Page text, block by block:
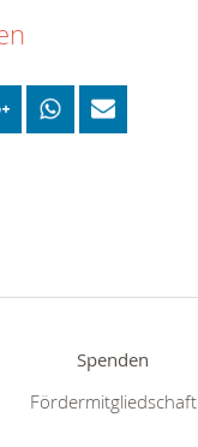
Spenden
Fördermitgliedschaft